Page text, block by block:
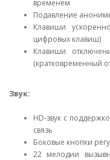
временем
Подавление
Клавиши
цифровых клавиш)
Клавиши
(кратковременный
Звук:
HD-звук с
связь
Боковые кнопки
22 мелодии